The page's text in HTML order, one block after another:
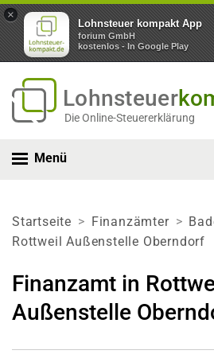
×
Lohnsteuer kompakt App
forium GmbH
kostenlos - In Google Play
Lohnsteuer
Die Online-Steuererklärung
Menü
Startseite Finanzämter
Rottweil Außenstelle Oberndorf
Finanzamt in
Außenstelle